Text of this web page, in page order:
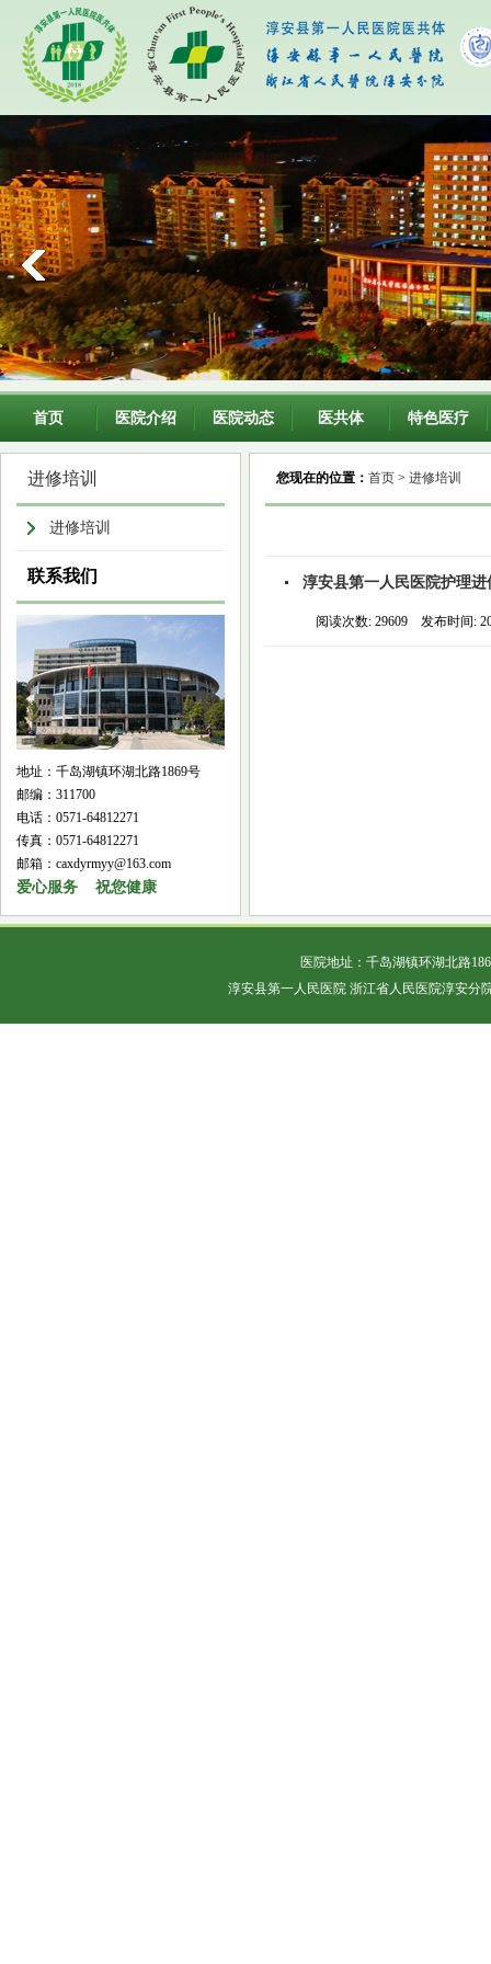
首页 医院介绍 医院动态 医共体 特色医疗
进修培训
进修培训
联系我们
地址：千岛湖镇环湖北路1869号
邮编：311700
电话：0571-64812271
传真：0571-64812271
邮箱：caxdyrmyy@163.com
爱心服务 祝您健康
您现在的位置： 首页 > 进修培训
淳安县第一人民医院护理
阅读次数: 29609 发布时间:
医院地址：千岛湖镇环湖北路
淳安县第一人民医院 浙江省人民医院淳安分